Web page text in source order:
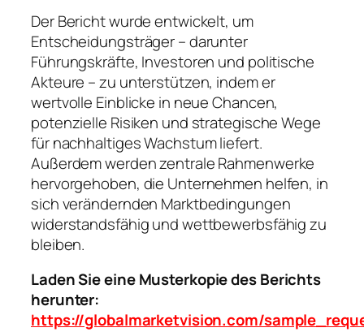
Der Bericht wurde entwickelt, um
Entscheidungsträger – darunter
Führungskräfte, Investoren und politische
Akteure – zu unterstützen, indem er
wertvolle Einblicke in neue Chancen,
potenzielle Risiken und strategische Wege
für nachhaltiges Wachstum liefert.
Außerdem werden zentrale Rahmenwerke
hervorgehoben, die Unternehmen helfen, in
sich verändernden Marktbedingungen
widerstandsfähig und wettbewerbsfähig zu
bleiben.
Laden Sie eine Musterkopie des Berichts
herunter:
https://globalmarketvision.com/